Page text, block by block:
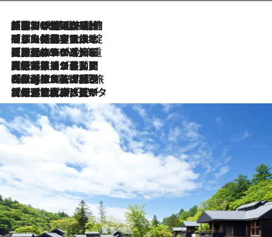
2026.8.6
「荷物が増えるほど旅ストレスは増す」美容ジャーナリストがたどり着いた最終結論。“化粧品を劇的に減らす”感動の凝縮美容とは
2026.8.6
「旅先には金髪ウィッグを持参」日本と同じメイクでは損してる!? 美容ジャーナリストが提案する“掟破りの旅美容”とは
2026.8.6
【厳選旅コスメ】「身軽さ＆UV対策重視！」ヘアアーティストshucoが選んだ夏旅ベストコスメを発表【Mサイズジップ】
2026.8.5
【厳選旅コスメ】国内をあちこち移動する河井菜摘が選んだ夏旅ベストコスメ発表！「リラックスアイテムはマスト」【Mサイズジップ】
2026.8.4
【厳選旅コスメ】「紫外線＆乾燥対策しながらメイク感も！」ヘア＆メイクGeorgeが選んだ夏旅ベストコスメを発表！【Mサイズジップ】
2026.8.3
【厳選旅コスメ】「保湿もタイパ重視！」“サウナ好き”タレント清水みさとが愛用する夏旅ベストコスメを発表！【Mサイズジップ】